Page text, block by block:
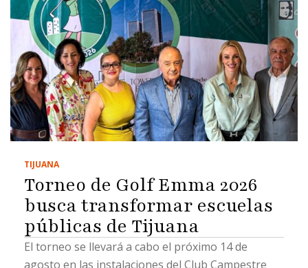
TIJUANA
Torneo de Golf Emma 2026
busca transformar escuelas
públicas de Tijuana
El torneo se llevará a cabo el próximo 14 de
agosto en las instalaciones del Club Campestre